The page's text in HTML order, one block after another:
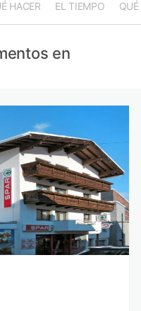
HACER EL TIEMPO QUÉ
en